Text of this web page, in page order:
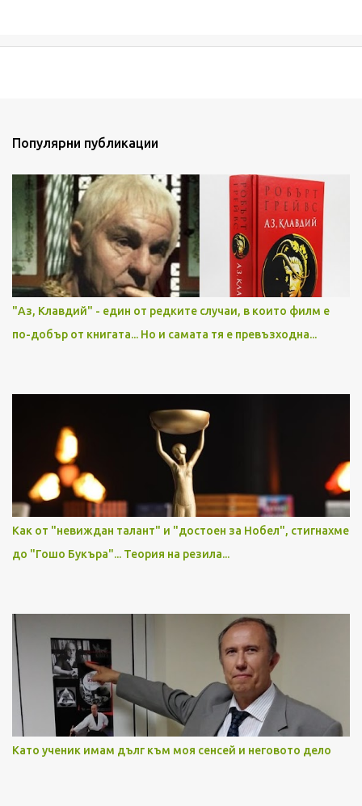
Популярни публикации
"Аз, Клавдий" - един от редките случаи, в които филм е
по-добър от книгата... Но и самата тя е превъзходна...
Как от "невиждан талант" и "достоен за Нобел", стигнахме
до "Гошо Букъра"... Теория на резила...
Като ученик имам дълг към моя сенсей и неговото дело